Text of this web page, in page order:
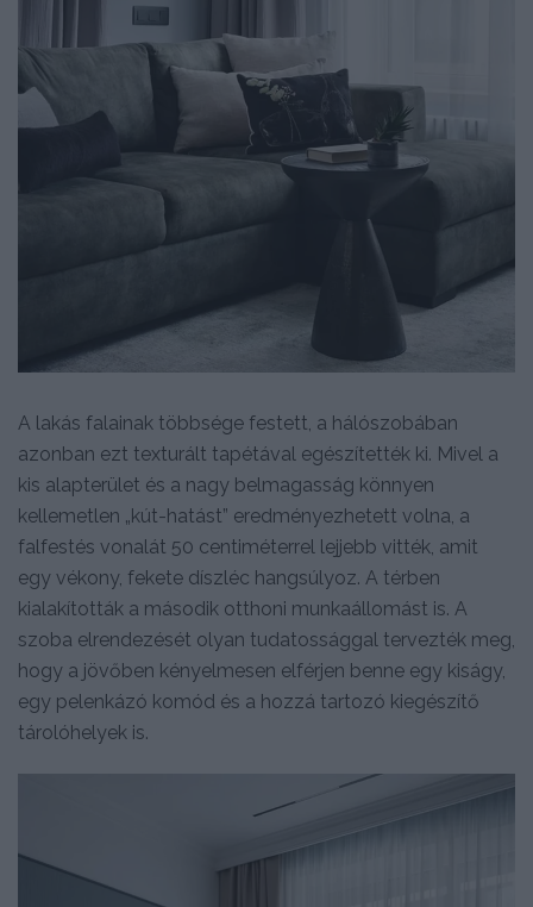
A lakás falainak többsége festett, a hálószobában
azonban ezt texturált tapétával egészítették ki. Mivel a
kis alapterület és a nagy belmagasság könnyen
kellemetlen „kút-hatást” eredményezhetett volna, a
falfestés vonalát 50 centiméterrel lejjebb vitték, amit
egy vékony, fekete díszléc hangsúlyoz. A térben
kialakították a második otthoni munkaállomást is. A
szoba elrendezését olyan tudatossággal tervezték meg,
hogy a jövőben kényelmesen elférjen benne egy kiságy,
egy pelenkázó komód és a hozzá tartozó kiegészítő
tárolóhelyek is.